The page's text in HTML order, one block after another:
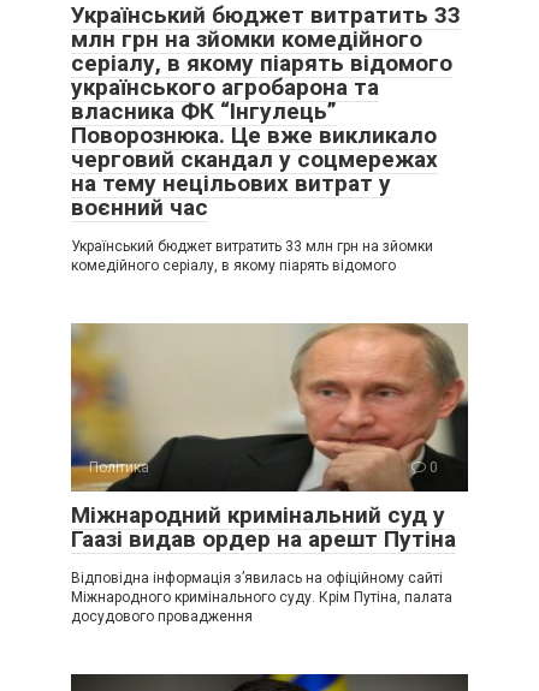
Український бюджет витратить 33
млн грн на зйомки комедійного
серіалу, в якому піарять відомого
українського агробарона та
власника ФК “Інгулець”
Поворознюка. Це вже викликало
черговий скандал у соцмережах
на тему нецільових витрат у
воєнний час
Український бюджет витратить 33 млн грн на зйомки
комедійного серіалу, в якому піарять відомого
Політика 0
Міжнародний кримінальний суд у
Гаазі видав ордер на арешт Путіна
Відповідна інформація з’явилась на офіційному сайті
Міжнародного кримінального суду. Крім Путіна, палата
досудового провадження